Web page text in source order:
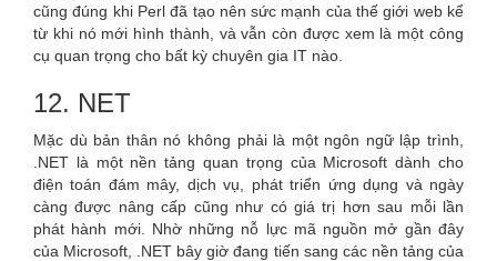
cũng đúng khi Perl đã tạo nên sức mạnh của thế giới web kể
từ khi nó mới hình thành, và vẫn còn được xem là một công
cụ quan trọng cho bất kỳ chuyên gia IT nào.
12. NET
Mặc dù bản thân nó không phải là một ngôn ngữ lập trình,
.NET là một nền tảng quan trọng của Microsoft dành cho
điện toán đám mây, dịch vụ, phát triển ứng dụng và ngày
càng được nâng cấp cũng như có giá trị hơn sau mỗi lần
phát hành mới. Nhờ những nỗ lực mã nguồn mở gần đây
của Microsoft, .NET bây giờ đang tiến sang các nền tảng của